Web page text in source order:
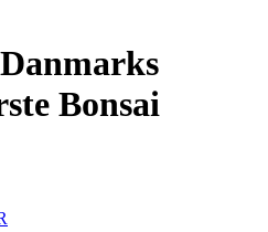
Bonsai